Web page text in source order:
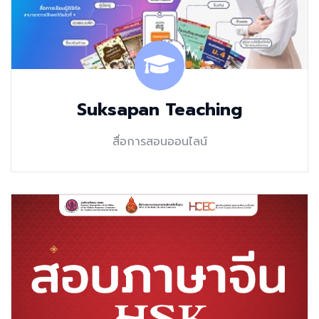
Suksapan Teaching
สื่อการสอนออนไลน์